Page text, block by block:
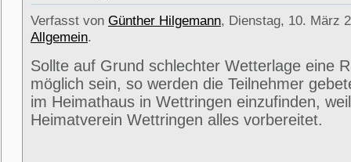
Verfasst von Günther Hilgemann, Dienstag, 10. März
Allgemein.
Sollte auf Grund schlechter Wetterlage eine
möglich sein, so werden die Teilnehmer
im Heimathaus in Wettringen einzufinden,
Heimatverein Wettringen alles vorbereitet.